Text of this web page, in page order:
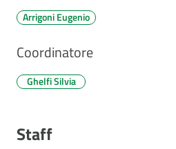
Arrigoni Eugenio
Coordinatore
Ghelfi Silvia
Staff